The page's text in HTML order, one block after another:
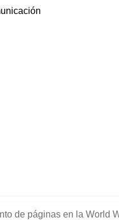
de páginas en la World